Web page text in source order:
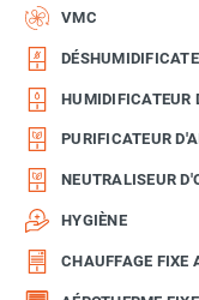
VMC
HUMIDIFICATEUR
PURIFICATEUR
NEUTRALISEUR
HYGIÈNE
CHAUFFAGE FIXE